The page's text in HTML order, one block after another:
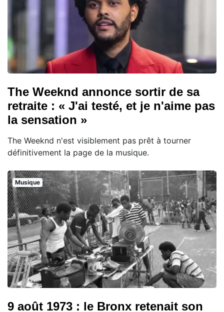
The Weeknd annonce sortir de sa
retraite : « J'ai testé, et je n'aime pas
la sensation »
The Weeknd n'est visiblement pas prêt à tourner
définitivement la page de la musique.
Musique
9 août 1973 : le Bronx retenait son